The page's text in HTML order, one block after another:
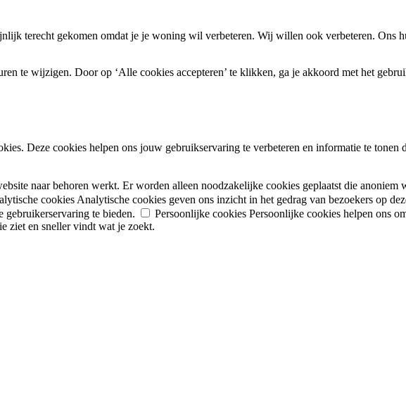
terecht gekomen omdat je je woning wil verbeteren. Wij willen ook verbeteren. Ons
te wijzigen. Door op ‘Alle cookies accepteren’ te klikken, ga je akkoord met het
Deze cookies helpen ons jouw gebruikservaring te verbeteren en informatie te
naar behoren werkt. Er worden alleen noodzakelijke cookies geplaatst die anoniem
cookies Analytische cookies geven ons inzicht in het gedrag van bezoekers op
gebruikerservaring te bieden.
Persoonlijke cookies Persoonlijke cookies helpen ons
ziet en sneller vindt wat je zoekt.